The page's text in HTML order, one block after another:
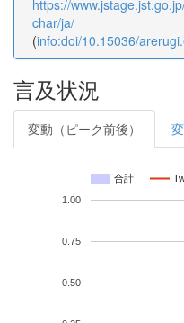
https://
char/ja/
(info:doi/10.15036/
言及状況
変動（ピーク前後）
合計
0.50
0.75
1.00